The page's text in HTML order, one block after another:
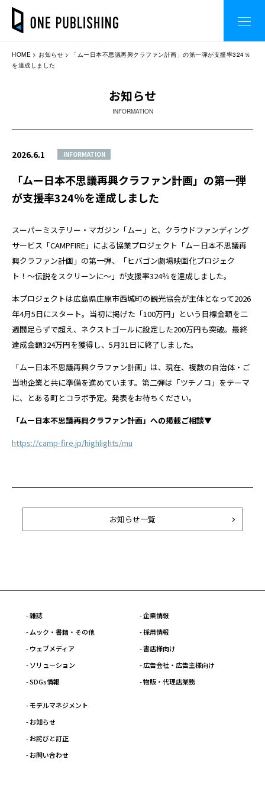
HOME お知らせ
「ムー日本不思議再興クラファン計画」の第一弾が支援率324％
を達成しました
お知らせ
INFORMATION
2026.6.1 INFORMATION
「ムー日本不思議再興クラファン計画」の第一弾
が支援率324％を達成しました
スーパーミステリー・マガジン「ムー」と、クラウドファンディング
サービス「CAMPFIRE」による協業プロジェクト「ムー日本不思議再
興クラファン計画」の第一弾、「ヒバゴン劇場映画化プロジェク
ト！〜伝説をスクリーンに〜」が支援率324％を達成しました。
本プロジェクトは広島県庄原市西城町の観光協会が主体となって2026
年4月5日にスタート。当初に掲げた「100万円」という目標金額を二
週間足らずで超え、ネクストゴールに設定した200万円も突破。最終
達成金額324万円を獲得し、5月31日に終了しました。
「ムー日本不思議再興クラファン計画」は、現在、複数の自治体・ご
当地企業と共に準備を進めています。第二弾は「ツチノコ」をテーマ
に、とある町とコラボ予定。発表をお待ちください。
「ムー日本不思議再興クラファン計画」への掲載ご相談▼
https://camp-fire.jp/highlights/mu
お知らせ一覧
- 雑誌
- ムック・書籍・その他
- ウェブメディア
- ソリューション
- SDGs情報
- 企業情報
- 採用情報
- 書店様向け
- 広告会社・広告主様向け
- 物販・代理店業務
- モデルマネジメント
- お知らせ
- お詫びと訂正
- お問い合わせ